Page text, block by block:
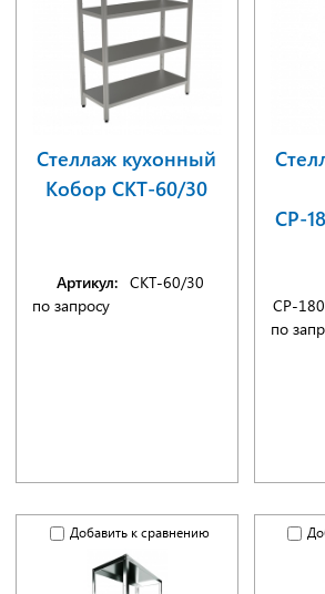
Стеллаж кухонный
Кобор СКТ-60/30
Артикул: СКТ-60/30
по запросу
СР-
СР-
по
Добавить к сравнению